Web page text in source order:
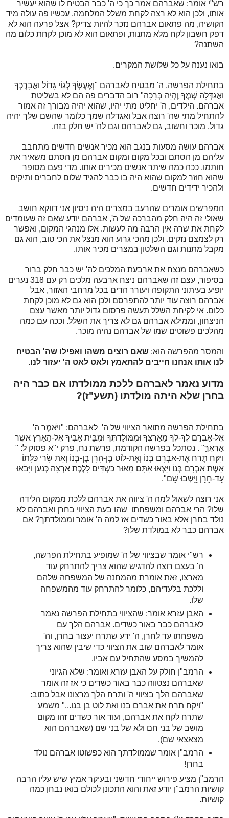
רש"י אומר: שאברהם אמר כך כי ה' כבר הבטיח לו שהוא יעשיר
אותו, ולכן הוא לא רצה לקחת משלל המלחמה. עכשיו פה עולה מיד
הקושיה, מה פתאום אברהם נזכר להיות צדיק? אצל פרעה הוא לא
דפק חשבון לקח מלא מתנות, ופתאום הוא לא מוכן לקחת כלום מה
השתנה?
בואו נענה על כל שלושת המקרים.
בתחילת הפרשה, ה' מבטיח לאברהם "וְאֶעֶשְׂךָ לְגוֹי גָּדוֹל וַאֲבָרֶכְךָ
וַאֲגַדְּלָה שְׁמֶךָ וֶהְיֵה בְּרָכָה" רוב הדברים פה הם לא בשליטת
אברהם. הילדים, ה' יחליט מתי יהיו, שהוא יהיה מבורך זה אמור
להתחיל מתי שה' רוצה אבל ואגדלה שמך כלומר שהשם שלך יהיה
גדול, מוכר וחשוב, גם לאברהם וגם לה' יש חלק בזה.
אברהם עושה מסעות בנגב הוא מכיר אנשים חדשים מתחבב
עליהם מן הסתם ובכל מקום ומקום אברהם מן הסתם משאיר את
חותמו, ככה כמה שיתר אנשים מכירים אותו. מדי פעם מסופר
שהוא חוזר למקום שהוא היה בו כבר להגיד שלום לחברים ותיקים
ולהכיר ידידים חדשים.
המפרשים אומרים שהרעב במצרים היה ניסיון אני דווקא חושב
שאולי זה היה חלק מהברכה של ה', אברהם יודע שאם זה שעומדים
לקחת את שרה אין הרבה מה לעשות. אלו מנהגי המקום, ואפשר
רק לצמצם נזקים. ולכן מהכי גרוע הוא מנצל את הכי טוב, הוא גם
מקבל מתנות וגם השלטון במצרים מכיר אותו.
כשאברהם מנצח את ארבעת המלכים לה' יש כבר חלק ברור
בסיפור, עצם זה שאברהם ניצח ארבעה מלכים רק עם 318 נערים
יופיע בעיתוני התקופה ויעורר הדים בכל מרחבי האזור, אבל
אברהם רוצה עוד יותר להתפרסם ולכן הוא גם לא מוכן לקחת
כלום. אי לקיחת השלל תעשה פרסום גדול יותר מאשר עצם
הניצחון, וממילא אברהם גם לא צריך את השלל. וככה עם כמה
מהלכים פשוטים שמו של אברהם נהיה מוכר.
והמסר מהפרשה הוא: שאם רוצים משהו ואפילו שה' הבטיח
לנו אותו אנחנו חייבים להתאמץ ולאט לאט ה' יעזור לנו.
מדוע נאמר לאברהם ללכת ממולדתו אם כבר היה
בחרן שלא היתה מולדתו (תשע"ז)?
בתחילת הפרשה מתואר הציווי של ה' לאברהם: "וַיֹּאמֶר ה'
אֶל-אַבְרָם לֶךְ-לְךָ מֵאַרְצְךָ וּמִמּוֹלַדְתְּךָ וּמִבֵּית אָבִיךָ אֶל-הָאָרֶץ אֲשֶׁר
אַרְאֶךָּ" . נסתכל בפרשה הקודמת, פרשת נח, פרק י"א פסוק ל: "
וַיִּקַּח תֶּרַח אֶת-אַבְרָם בְּנוֹ וְאֶת-לוֹט בֶּן-הָרָן בֶּן-בְּנוֹ וְאֵת שָׂרַי כַּלָּתוֹ
אֵשֶׁת אַבְרָם בְּנוֹ וַיֵּצְאוּ אִתָּם מֵאוּר כַּשְׂדִּים לָלֶכֶת אַרְצָה כְּנַעַן וַיָּבֹאוּ
עַד-חָרָן וַיֵּשְׁבוּ שָׁם".
אני רוצה לשאול למה ה' ציווה את אברהם ללכת ממקום הלידה
שלו? הרי אברהם ומשפחתו שהו בעת הציווי בחרן ואברהם לא
נולד בחרן אלא באור כשדים אז למה ה' אומר וממולדתך? אם
אברהם כבר לא במולדת שלו?
רש"י אומר שבציווי של ה' שמופיע בתחילת הפרשה,
ה' בעצם רוצה להדגיש שהוא צריך להתרחק עוד
מארצו, זאת אומרת מהמחנה של המשפחה שלהם
וללכת בלעדיהם, כלומר להתרחק עוד מהמשפחה
שלו.
האבן עזרא אומר: שהציווי בתחילת הפרשה נאמר
לאברהם כבר באור כשדים. אברהם הלך עם
משפחתו עד לחרן, ה' ידע שתרח יעצור בחרן, וה'
אומר לאברהם שוב את הציווי כדי שיבין שהוא צריך
להמשיך במסע שהתחיל עם אביו.
הרמב"ן חולק על האבן עזרא ואומר: שלא הגיוני
שאברהם נצטווה כבר באור כשדים כי אז זה אומר
שאברהם הלך בציווי ה' ותרח הלך מרצונו אבל כתוב:
"ויקח תרח את אברם בנו ואת לוט בן בנו..." משמע
שתרח לקח את אברהם, ועוד אור כשדים זהו מקום
מושב של בני חם ולא של בני שם (שאברהם הוא
מצאצאי שם).
הרמב"ן אומר שממולדתך הוא כפשוטו אברהם נולד
בחרן!
הרמב"ן מציע פירוש ייחודי חדשני ובעיקר אמיץ שיש עליו הרבה
קושיות הרמב"ן יודע זאת והוא התכונן לכולם בואו נבחן כמה
קושיות.